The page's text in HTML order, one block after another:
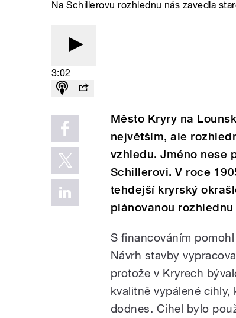
Na Schillerovu rozhlednu nás zavedla
3:02
Město Kryry na
největším, ale
vzhledu. Jméno nese
Schillerovi. V roce
tehdejší kryrský
plánovanou
S financováním
Návrh stavby
protože v Kryrech
kvalitně vypálené
dodnes. Cihel bylo